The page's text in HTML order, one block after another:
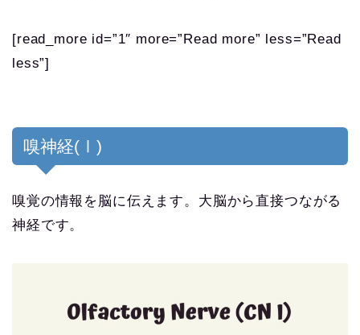
[read_more id=”1″ more=”Read more” less=”Read
less”]
嗅神経(Ⅰ)
嗅覚の情報を脳に伝えます。大脳から直接つながる
神経です。